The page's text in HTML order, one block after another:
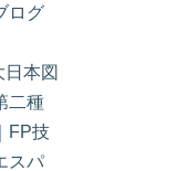
ログ
日本図
二種
FP技
スパ